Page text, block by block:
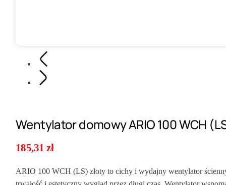
Wentylator domowy ARIO 100 WCH
185,31zł
ARIO 100 WCH (LS) złoty to cichy i wydajny wentylator